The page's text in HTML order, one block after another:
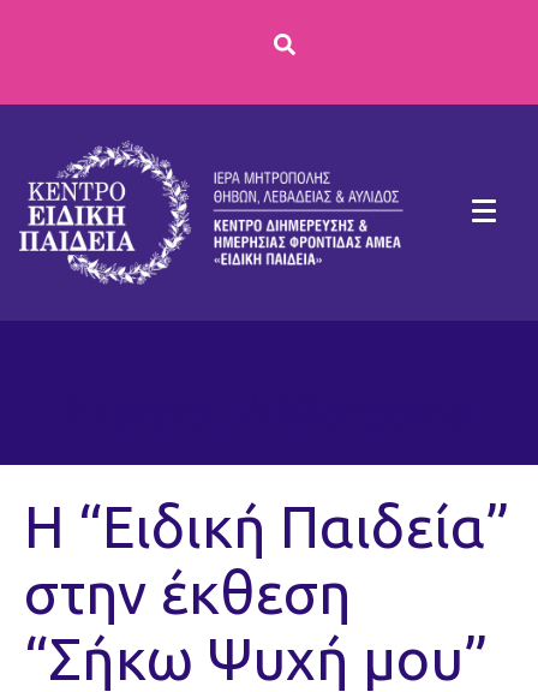
Η “Ειδική Παιδεία”
στην έκθεση
“Σήκω Ψυχή μου”